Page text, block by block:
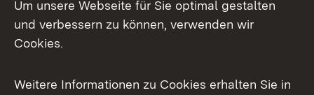
Facebook
X / Twitter
Um unsere Webseite für Sie optimal gestalten
und verbessern zu können, verwenden wir
Cookies.
Weitere Informationen zu Cookies erhalten Sie in